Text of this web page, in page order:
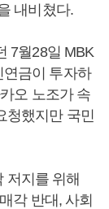
내비쳤다.
7월28일 MBK
금이 투자하
오 노조가 속
청했지만 국민
저지를 위해
각 반대, 사회